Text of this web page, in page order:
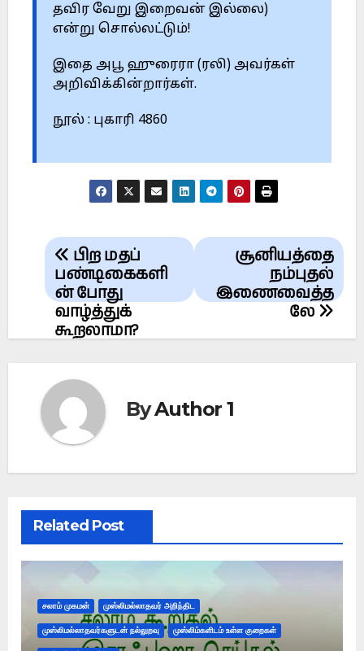
தவிர வேறு இறைவன் இல்லை)
என்று சொல்லட்டும்!
இதை அபூ ஹுரைரா (ரலி) அவர்கள்
அறிவிக்கின்றார்கள்.
நூல் : புகாரி 4860
Post
navigation
சூனியத்தை
நம்புதல்
இணைவைத்த
லே
பிற மதப்
பண்டிகைகளி
ன் போது
வாழ்த்துக்
கூறலாமா?
ByAuthor 1
Related Post
சலாம் முகமன் முஸ்லிமல்லாதவர் அறிந்திட
முஸ்லிமல்லாதவர்களுடன் நல்லுறவு முஸ்லிம்களிடம் உள்ள குறைகள்